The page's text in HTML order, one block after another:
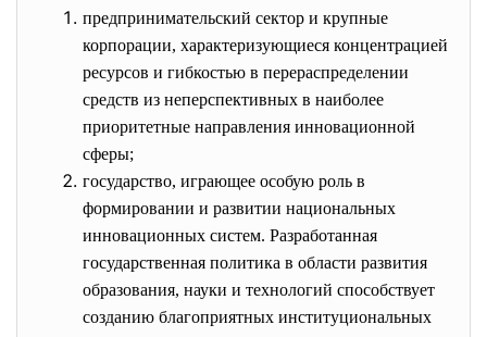
предпринимательский сектор и крупные
корпорации, характеризующиеся концентрацией
ресурсов и гибкостью в перераспределении
средств из неперспективных в наиболее
приоритетные направления инновационной
сферы;
государство, играющее особую роль в
формировании и развитии национальных
инновационных систем. Разработанная
государственная политика в области развития
образования, науки и технологий способствует
созданию благоприятных институциональных